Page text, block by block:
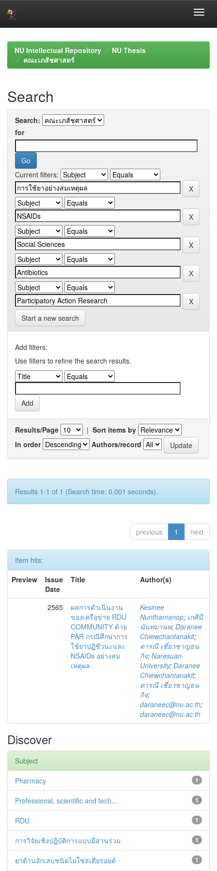
navigationNU Intellectual Repository
NU Thesis
คณะเภสัชศาสตร์
Search
Search:
for
Current filters:
Start a new search
Add filters:
Use filters to refine the search results.
Results/Page | Sort items by
In order
Authors/record
Results 1-1 of 1 (Search time: 0.001 seconds).
previous 1 next
Item hits:
Preview
Issue
Date
Title Author(s)
2565
ผลการดำเนินงาน
ของเครือข่าย RDU
COMMUNITY ด้วย
PAR กรณีศึกษาการ
ใช้ยาปฏิชีวนะและ
NSAIDs อย่างสม
เหตุผล
Kesinee
Nunthamanop; เกศินี
นันทมานพ; Daranee
Chiewchantanakit;
ดารณี เชี่ยวชาญธน
กิจ; Naresuan
University; Daranee
Chiewchantanakit;
ดารณี เชี่ยวชาญธน
กิจ;
daraneec@nu.ac.th;
daraneec@nu.ac.th
Discover
Subject
1
Pharmacy
1
Professional, scientific and tech...
1
RDU
1
การวิจัยเชิงปฏิบัติการแบบมีส่วนร่วม
1
ยาต้านอักเสบชนิดไม่ใช่สเตียรอยด์